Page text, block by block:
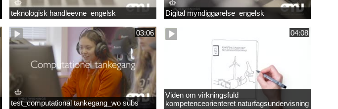
teknologisk handleevne_engelsk Digital myndiggørelse_engelsk
03:06
test_computational tankegang_wo subs
04:08
Viden om virkningsfuld
kompetenceorienteret naturfagsundervisning